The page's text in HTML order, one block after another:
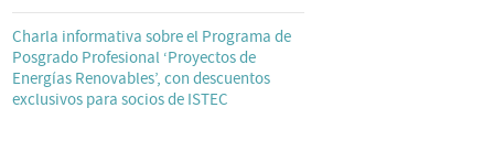
Charla informativa sobre el Programa de
Posgrado Profesional ‘Proyectos de
Energías Renovables’, con descuentos
exclusivos para socios de ISTEC